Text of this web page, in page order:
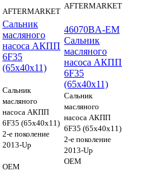
AFTERMARKET
AFTERMARKET
Сальник
масляного
насоса АКПП
6F35
(65х40х11)
Сальник
масляного
насоса АКПП
6F35 (65х40х11)
2-е поколение
2013-Up
OEM
46070BA-EM
Сальник
масляного
насоса АКПП
6F35
(65х40х11)
Сальник
масляного
насоса АКПП
6F35 (65х40х11)
2-е поколение
2013-Up
OEM